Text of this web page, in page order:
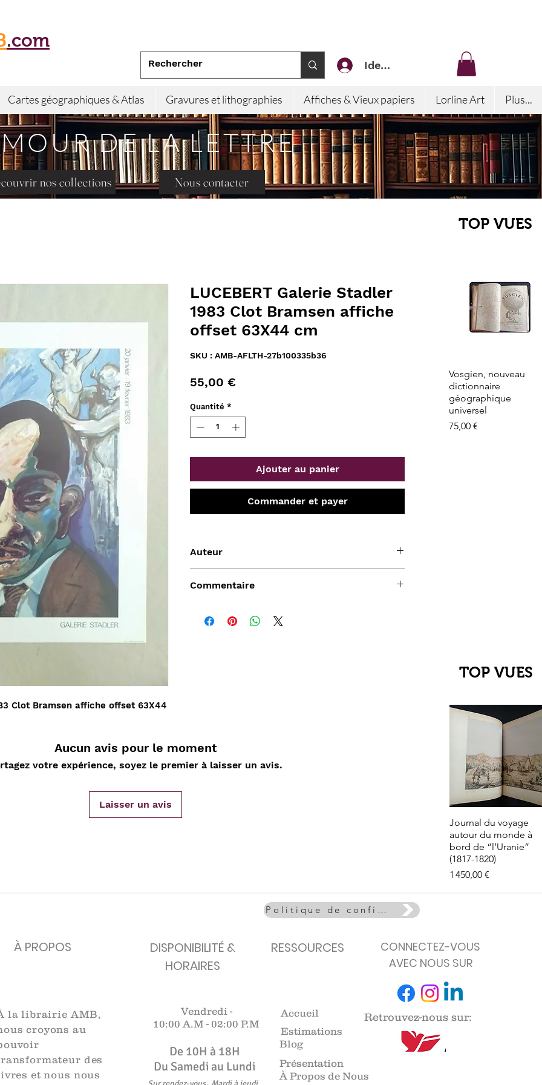
.com
Identifiez-vous
Cartes géographiques & Atlas Gravures et lithographies Affiches & Vieux papiers Lorline Art Plus...
DE LA LETTRE
nos collections Nous contacter
Clot Bramsen affiche offset 63X44
LUCEBERT Galerie Stadler
1983 Clot Bramsen affiche
offset 63X44 cm
SKU : AMB-AFLTH-27b100335b36
55,00 €Prix
Quantité *
Ajouter au panier
Commander et payer
Auteur
Commentaire
Aucun avis pour le moment
votre expérience, soyez le premier à laisser un avis.
Laisser un avis
TOP VUES
Aperçu rapide
Vosgien, nouveau
dictionnaire
géographique
universel
Prix
75,00 €
TOP VUES
Aperçu rapide
Journal du voyage
autour du monde à
bord de “l’Uranie”
(1817-1820)
Prix
1 450,00 €
Aperçu rapide
Nature Morte aux
carafes, Cottavoz,
Aperçu rapide
Sahara, L'Epopée
Leclerc 1954-55, Map
Michelin, carte
Politique de confidentialité
À PROPOS
DISPONIBILITÉ &
HORAIRES
RESSOURCES
CONNECTEZ-VOUS
AVEC NOUS SUR
la librairie AMB,
croyons au
des
et nous nous
Vendredi -
10:00 A.M - 02:00 P.M
De 10H à 18H​​​
Du Samedi au Lundi
,
Accueil
Estimations
Blog
Retrouvez-nous sur:
Présentation
À Propos de Nous